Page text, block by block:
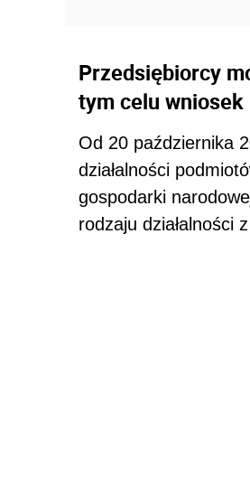
Przedsiębiorcy
tym celu
Od 20 października
działalności
gospodarki
rodzaju działalności